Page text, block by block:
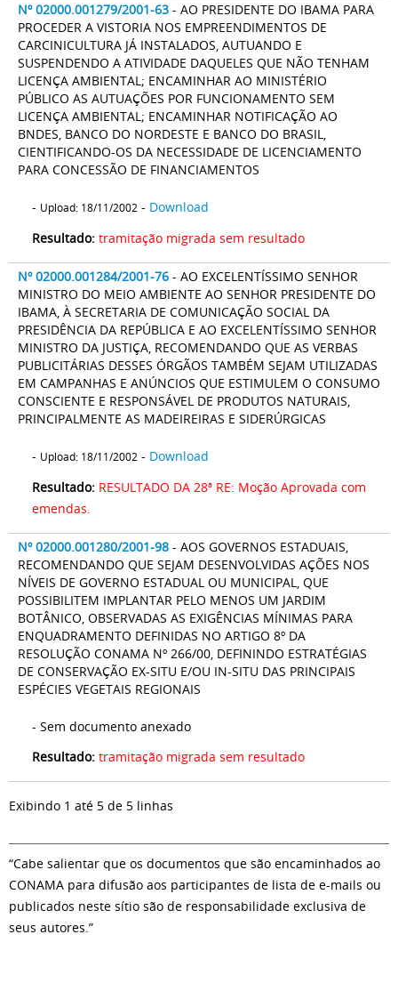
Nº 02000.001279/2001-63 - AO PRESIDENTE DO IBAMA PARA
PROCEDER A VISTORIA NOS EMPREENDIMENTOS DE
CARCINICULTURA JÁ INSTALADOS, AUTUANDO E
SUSPENDENDO A ATIVIDADE DAQUELES QUE NÃO TENHAM
LICENÇA AMBIENTAL; ENCAMINHAR AO MINISTÉRIO
PÚBLICO AS AUTUAÇÕES POR FUNCIONAMENTO SEM
LICENÇA AMBIENTAL; ENCAMINHAR NOTIFICAÇÃO AO
BNDES, BANCO DO NORDESTE E BANCO DO BRASIL,
CIENTIFICANDO-OS DA NECESSIDADE DE LICENCIAMENTO
PARA CONCESSÃO DE FINANCIAMENTOS
- Upload: 18/11/2002 - Download
Resultado: tramitação migrada sem resultado
Nº 02000.001284/2001-76 - AO EXCELENTÍSSIMO SENHOR
MINISTRO DO MEIO AMBIENTE AO SENHOR PRESIDENTE DO
IBAMA, À SECRETARIA DE COMUNICAÇÃO SOCIAL DA
PRESIDÊNCIA DA REPÚBLICA E AO EXCELENTÍSSIMO SENHOR
MINISTRO DA JUSTIÇA, RECOMENDANDO QUE AS VERBAS
PUBLICITÁRIAS DESSES ÓRGÃOS TAMBÉM SEJAM UTILIZADAS
EM CAMPANHAS E ANÚNCIOS QUE ESTIMULEM O CONSUMO
CONSCIENTE E RESPONSÁVEL DE PRODUTOS NATURAIS,
PRINCIPALMENTE AS MADEIREIRAS E SIDERÚRGICAS
- Upload: 18/11/2002 - Download
Resultado: RESULTADO DA 28ª RE: Moção Aprovada com
emendas.
Nº 02000.001280/2001-98 - AOS GOVERNOS ESTADUAIS,
RECOMENDANDO QUE SEJAM DESENVOLVIDAS AÇÕES NOS
NÍVEIS DE GOVERNO ESTADUAL OU MUNICIPAL, QUE
POSSIBILITEM IMPLANTAR PELO MENOS UM JARDIM
BOTÂNICO, OBSERVADAS AS EXIGÊNCIAS MÍNIMAS PARA
ENQUADRAMENTO DEFINIDAS NO ARTIGO 8º DA
RESOLUÇÃO CONAMA Nº 266/00, DEFININDO ESTRATÉGIAS
DE CONSERVAÇÃO EX-SITU E/OU IN-SITU DAS PRINCIPAIS
ESPÉCIES VEGETAIS REGIONAIS
- Sem documento anexado
Resultado: tramitação migrada sem resultado
Exibindo 1 até 5 de 5 linhas
“Cabe salientar que os documentos que são encaminhados ao
CONAMA para difusão aos participantes de lista de e-mails ou
publicados neste sítio são de responsabilidade exclusiva de
seus autores.”